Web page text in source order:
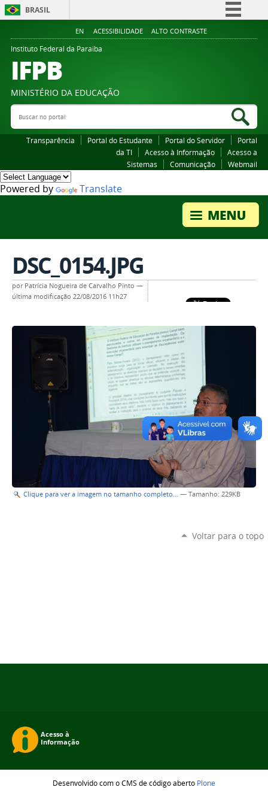
BRASIL
Simplifique!
Legislação
EN ACESSIBILIDADE ALTO CONTRASTE
Instituto Federal da Paraiba
IFPB
MINISTÉRIO DA EDUCAÇÃO
Buscar no portal
Transparência Portal do Estudante Portal do Servidor
Portal
da TI
Acesso à Informação
Acesso a
Sistemas
Comunicação Webmail
Powered by Translate
DSC_0154.JPG
por Patrícia Nogueira de Carvalho Pinto —
última modificação 22/08/2016 11h27
Clique para ver a imagem no tamanho completo… — Tamanho: 229KB
Voltar para o topo
Desenvolvido com o CMS de código aberto Plone